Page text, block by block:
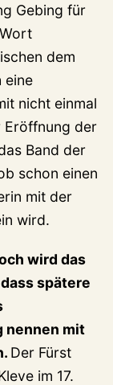
Gebing für
dem
eine
nicht einmal
Eröffnung der
Band der
schon einen
mit der
wird.
wird das
spätere
nennen mit
Der Fürst
im 17.